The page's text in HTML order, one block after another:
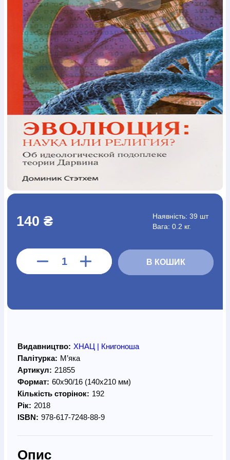
Богослов`яШлюб і сім`яЮдаїзм
Супутні товари
Періодика АудіоРучки кульковіВідеоГалантерея
Закладки для книгФутболкиБрелокиСумкиБіжутерія
БлокнотиЩоденники / щотижневикиВироби з дерева
Вироби з кераміки і глиниВироби з сріблаКартини
Навчальні мапи Шкіряні виробиМагнітиМеталеві
виробиМіні-лампиНаклейкиНастільні ігриПакети
подарунковіПлакатиПластмасові виробиХустки
Подарункові карткиРозвиваючі ігриРепринтиСвічки
ЗошитиФотокартиниЧохли на БибліїГоловні убори
Календарі Канцелярскі товари Комп`ютерні ігри
Листівки Сувенирна продукціяГодинникиПазли
Книга в комплекті
(097) 880-6379
Ми у Facebook
140 ₴ Наявність: 39 шт
Вага: 0.2 кг.
В КОШИК
Видавництво: ХНАЦ | Книгоноша
Палітурка: М’яка
Артикул: 21855
Формат: 60х90/16 (140х210 мм)
Кількість сторінок: 192
Рік: 2018
ISBN: 978-617-7248-88-9
Опис